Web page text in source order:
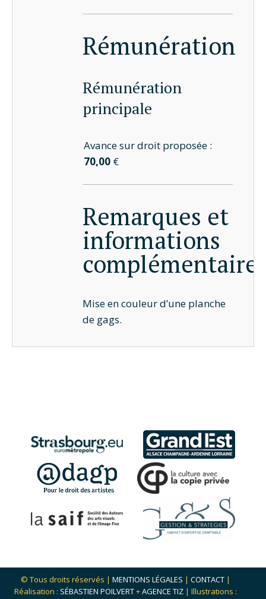
Rémunération
Rémunération
principale
Avance sur droit proposée :
70,00 €
Remarques et
informations
Mise en couleur d’une planche
de gags.
© Tous droits réservés | MENTIONS LÉGALES | CONTACT |
Réalisation : SÉBASTIEN POILVERT+AGENCE TIZ | Illustrations :